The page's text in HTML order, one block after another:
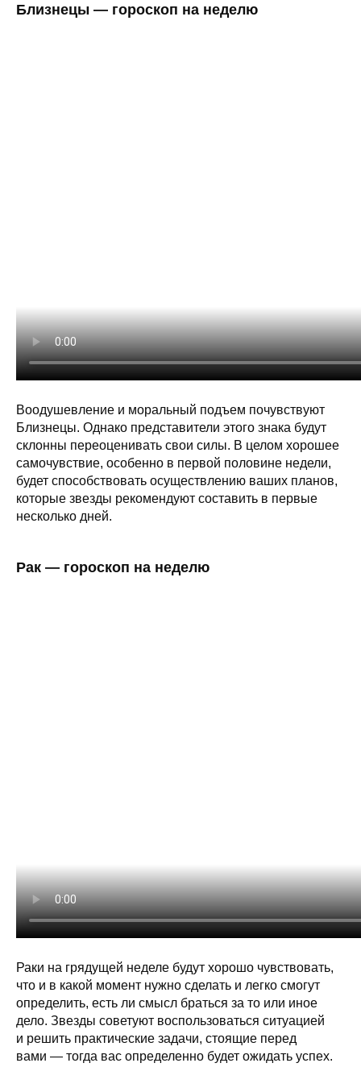
Близнецы — гороскоп на неделю
Воодушевление и моральный подъем почувствуют
Близнецы. Однако представители этого знака будут
склонны переоценивать свои силы. В целом хорошее
самочувствие, особенно в первой половине недели,
будет способствовать осуществлению ваших планов,
которые звезды рекомендуют составить в первые
несколько дней.
Рак — гороскоп на неделю
Раки на грядущей неделе будут хорошо чувствовать,
что и в какой момент нужно сделать и легко смогут
определить, есть ли смысл браться за то или иное
дело. Звезды советуют воспользоваться ситуацией
и решить практические задачи, стоящие перед
вами — тогда вас определенно будет ожидать успех.